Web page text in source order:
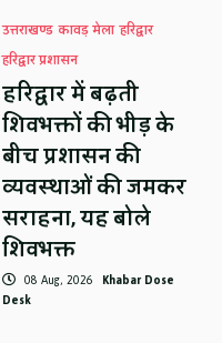
उत्तराखण्ड कावड़ मेला हरिद्वार
हरिद्वार प्रशासन
हरिद्वार में बढ़ती
शिवभक्तों की भीड़ के
बीच प्रशासन की
व्यवस्थाओं की जमकर
सराहना, यह बोले
शिवभक्त
08 Aug, 2026 Khabar Dose
Desk